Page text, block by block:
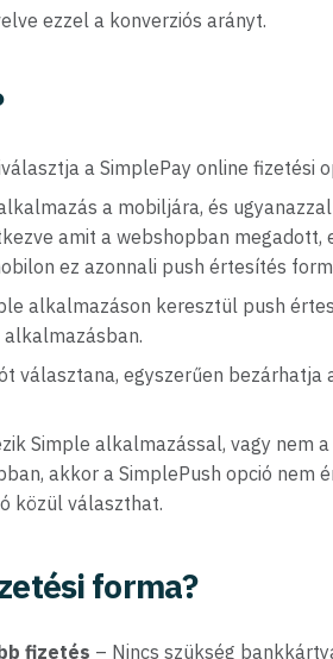
ezzel a konverziós arányt.
a SimplePay online fizetési
a mobiljára, és
amit a webshopban megadott,
ez azonnali push értesítés
alkalmazáson keresztül push
választana, egyszerűen
Simple alkalmazással, vagy nem
akkor a SimplePush opció nem
közül választhat.
forma?
fizetés – Nincs szükség